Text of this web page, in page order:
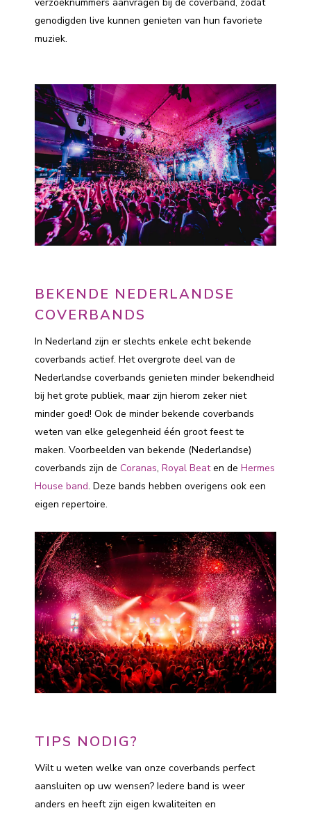
genodigden live kunnen genieten van hun favoriete
muziek.
BEKENDE NEDERLANDSE
COVERBANDS
In Nederland zijn er slechts enkele echt bekende
coverbands actief. Het overgrote deel van de
Nederlandse coverbands genieten minder bekendheid
bij het grote publiek, maar zijn hierom zeker niet
minder goed! Ook de minder bekende coverbands
weten van elke gelegenheid één groot feest te
maken. Voorbeelden van bekende (Nederlandse)
coverbands zijn de Coranas, Royal Beaten de Hermes
House band. Deze bands hebben overigens ook een
eigen repertoire.
TIPS NODIG?
Wilt u weten welke van onze coverbands perfect
aansluiten op uw wensen? Iedere band is weer
anders en heeft zijn eigen kwaliteiten en